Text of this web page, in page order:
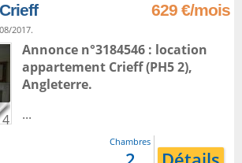
629 €/mois
2017.
4
Annonce n°3184546 : location
appartement Crieff(PH5 2),
Angleterre.
...
Chambres